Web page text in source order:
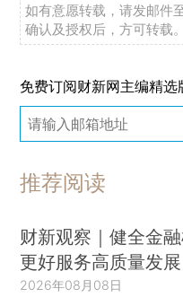
如有意愿转载，请发邮件
确认及授权后，方可转载。
免费订阅财新网主编精选
推荐阅读
财新观察｜健全金
更好服务高质量发展
2026年08月08日